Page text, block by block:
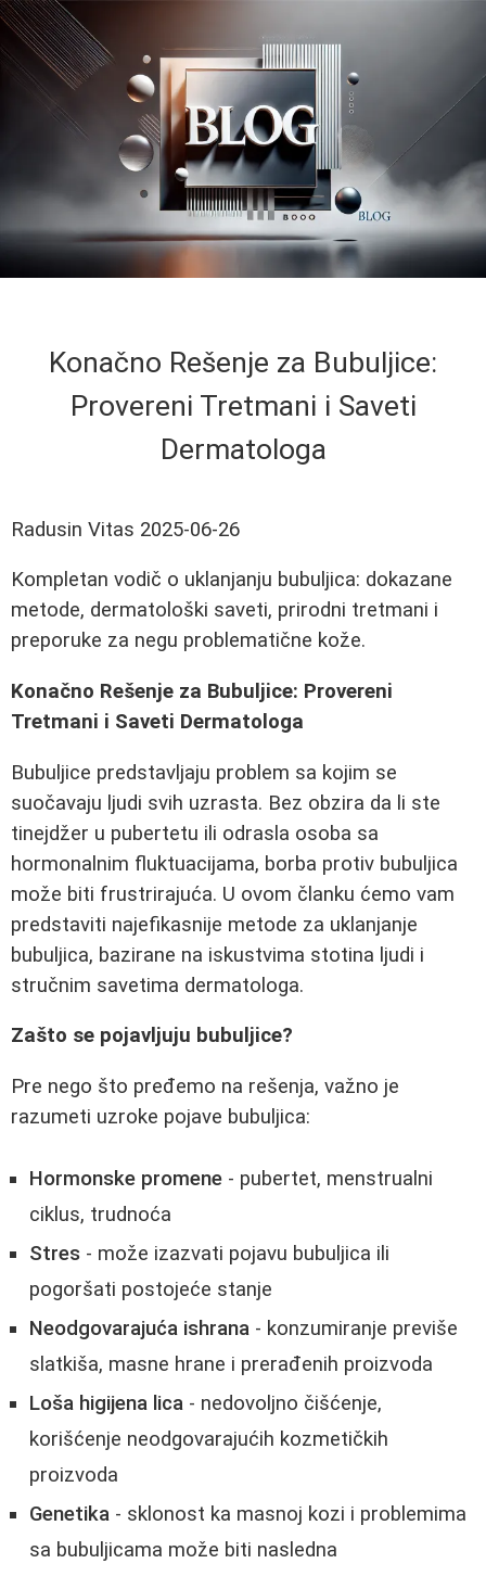
Konačno Rešenje za Bubuljice:
Provereni Tretmani i Saveti
Dermatologa
Radusin Vitas 2025-06-26
Kompletan vodič o uklanjanju bubuljica: dokazane
metode, dermatološki saveti, prirodni tretmani i
preporuke za negu problematične kože.
Konačno Rešenje za Bubuljice: Provereni
Tretmani i Saveti Dermatologa
Bubuljice predstavljaju problem sa kojim se
suočavaju ljudi svih uzrasta. Bez obzira da li ste
tinejdžer u pubertetu ili odrasla osoba sa
hormonalnim fluktuacijama, borba protiv bubuljica
može biti frustrirajuća. U ovom članku ćemo vam
predstaviti najefikasnije metode za uklanjanje
bubuljica, bazirane na iskustvima stotina ljudi i
stručnim savetima dermatologa.
Zašto se pojavljuju bubuljice?
Pre nego što pređemo na rešenja, važno je
razumeti uzroke pojave bubuljica:
Hormonske promene - pubertet, menstrualni
ciklus, trudnoća
Stres - može izazvati pojavu bubuljica ili
pogoršati postojeće stanje
Neodgovarajuća ishrana - konzumiranje previše
slatkiša, masne hrane i prerađenih proizvoda
Loša higijena lica - nedovoljno čišćenje,
korišćenje neodgovarajućih kozmetičkih
proizvoda
Genetika - sklonost ka masnoj kozi i problemima
sa bubuljicama može biti nasledna